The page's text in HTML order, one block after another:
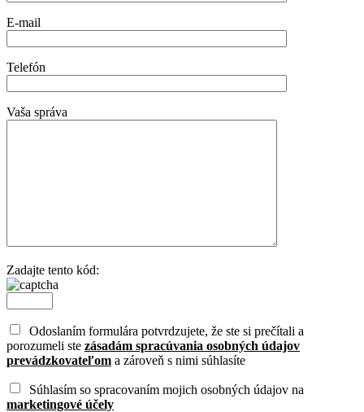
E-mail
Telefón
Vaša správa
Zadajte tento kód:
Odoslaním formulára potvrdzujete, že ste si prečítali a
porozumeli ste zásadám spracúvania osobných údajov
prevádzkovateľom a zároveň s nimi súhlasíte
Súhlasím so spracovaním mojich osobných údajov na
marketingové účely